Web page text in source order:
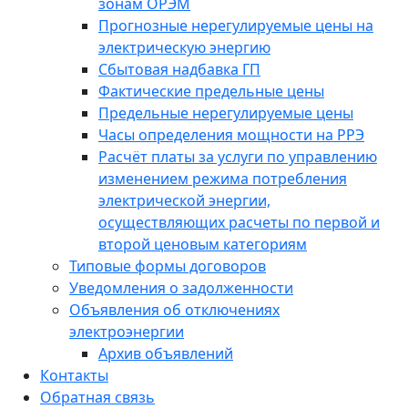
Прогнозные нерегулируемые цены на
электрическую энергию
Сбытовая надбавка ГП
Фактические предельные цены
Предельные нерегулируемые цены
Часы определения мощности на РРЭ
Расчёт платы за услуги по управлению
изменением режима потребления
электрической энергии,
осуществляющих расчеты по первой и
второй ценовым категориям
Типовые формы договоров
Уведомления о задолженности
Объявления об отключениях
электроэнергии
Архив объявлений
Контакты
Обратная связь